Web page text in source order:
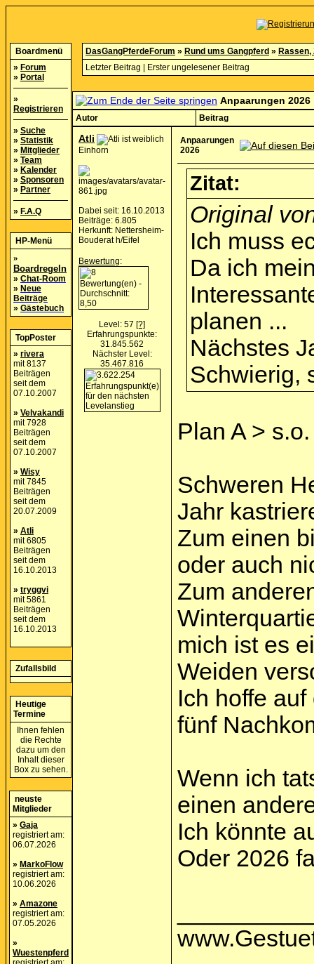
Boardmenü
» Forum
» Portal
»
Registrieren
» Suche
» Statistik
» Mitglieder
» Team
» Kalender
» Sponsoren
» Partner
» F.A.Q
HP-Menü
»
Boardregeln
» Chat-Room
» Neue
Beiträge
» Gästebuch
TopPoster
» rivera
mit 8137
Beiträgen
seit dem
07.10.2007
» Velvakandi
mit 7928
Beiträgen
seit dem
07.10.2007
» Wisy
mit 7845
Beiträgen
seit dem
20.07.2009
» Atli
mit 6805
Beiträgen
seit dem
16.10.2013
» tryggvi
mit 5861
Beiträgen
seit dem
16.10.2013
Zufallsbild
Heutige
Termine
Ihnen fehlen
die Rechte
dazu um den
Inhalt dieser
Box zu sehen.
neuste
Mitglieder
» Gaja
registriert am:
06.07.2026
» MarkoFlow
registriert am:
10.06.2026
» Amazone
registriert am:
07.05.2026
»
Wuestenpferd
DasGangPferdeForum » Rund ums Gangpferd » Rassen,
Letzter Beitrag
Erster ungelesener Beitrag
Anpaarungen 2026
Autor Beitrag
Atli
Einhorn
Dabei seit: 16.10.2013
Beiträge: 6.805
Herkunft: Nettersheim-
Bouderat h/Eifel
Bewertung:
Level: 57 [?]
Erfahrungspunkte:
31.845.562
Nächster Level:
35.467.816
Anpaarungen
2026
Zitat:
Original
Ich muss
Da ich
planen ...
Nächstes
Schwierig,
Plan A >
Schweren
Jahr
Zum einen
oder auch
Zum
mich ist es
Weiden
Ich hoffe
fünf
Wenn ich
einen
Ich könnte
Oder 2026